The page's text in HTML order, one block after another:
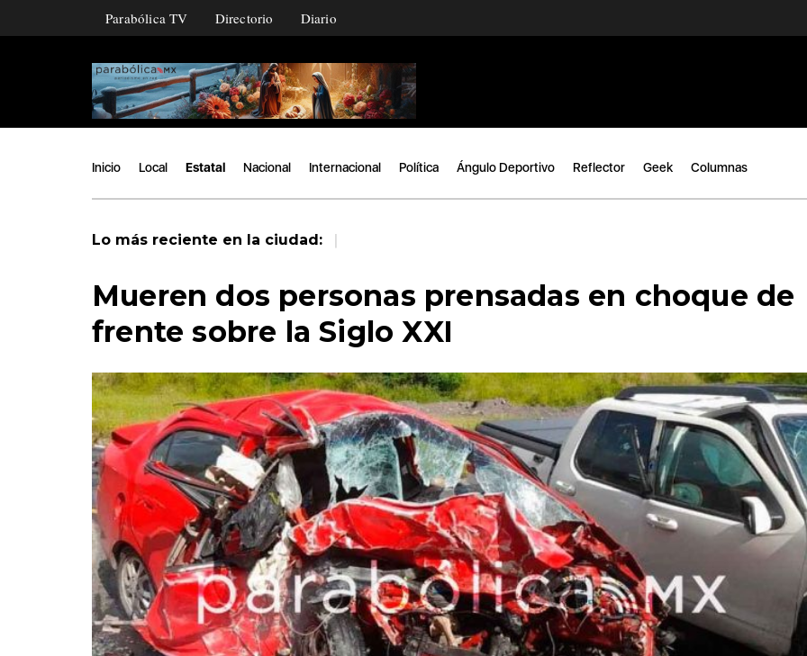
Parabólica TV Directorio Diario
Inicio Local Estatal Nacional Internacional Política Ángulo Deportivo Reflector Geek Columnas
Lo más reciente en la ciudad: |
Mueren dos personas prensadas en choque de
frente sobre la Siglo XXI